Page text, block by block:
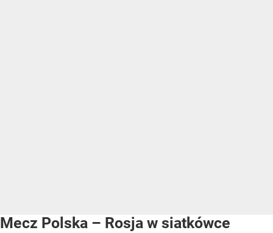
Mecz Polska – Rosja w siatkówce